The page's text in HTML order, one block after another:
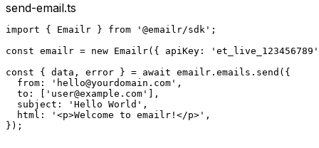
send-email.ts
import { Emailr } from '@emailr/sdk';
const emailr = new Emailr({ apiKey:
const { data, error } = await emailr.emails.send({
  from: '
hello@yourdomain.com ',
  to: ['
user@example.com '],
  subject: 'Hello World',
  html: '<p>Welcome to emailr!</p>',
});